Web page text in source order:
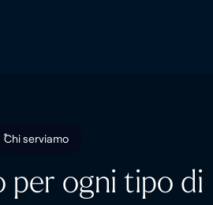
Chi serviamo
per ogni tipo di